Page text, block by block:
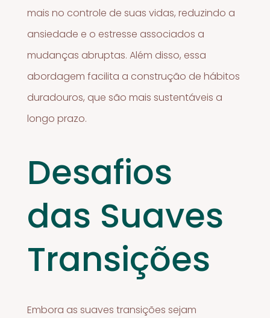
mais no controle de suas vidas, reduzindo a
ansiedade e o estresse associados a
mudanças abruptas. Além disso, essa
abordagem facilita a construção de hábitos
duradouros, que são mais sustentáveis a
longo prazo.
Desafios
das Suaves
Transições
Embora as suaves transições sejam